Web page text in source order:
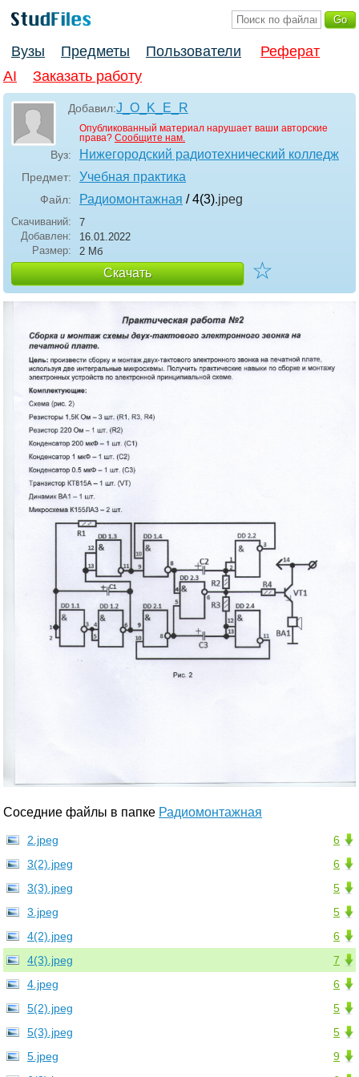
Вузы Предметы Пользователи
Реферат
AI
Заказать работу
Добавил:J_O_K_E_R
Опубликованный материал нарушает ваши авторские
права? Сообщите нам.
Вуз: Нижегородский радиотехнический колледж
Предмет: Учебная практика
Файл: Радиомонтажная / 4(3).jpeg
Скачиваний:
7
Добавлен:
16.01.2022
Размер:
2 Мб
Скачать ☆
Соседние файлы в папке Радиомонтажная
6
2.jpeg
6
3(2).jpeg
5
3(3).jpeg
5
3.jpeg
6
4(2).jpeg
7
4(3).jpeg
6
4.jpeg
5
5(2).jpeg
5
5(3).jpeg
9
5.jpeg